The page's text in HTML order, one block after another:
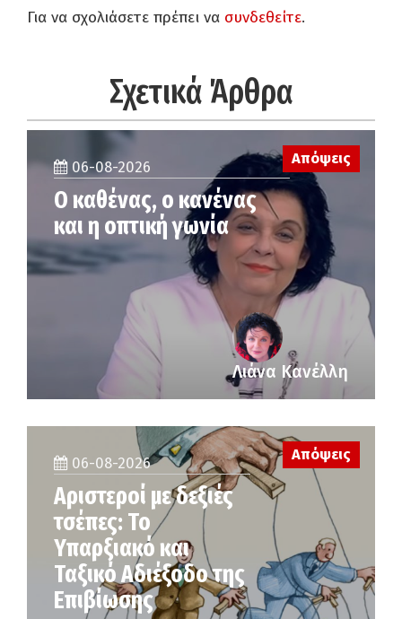
Για να σχολιάσετε πρέπει να συνδεθείτε.
Σχετικά Άρθρα
Απόψεις
06-08-2026
Ο καθένας, ο κανένας
και η οπτική γωνία
Λιάνα Κανέλλη
06-08-2026
Αριστεροί με δεξιές
τσέπες: Το
Υπαρξιακό και
Ταξικό Αδιέξοδο της
Επιβίωσης
Απόψεις